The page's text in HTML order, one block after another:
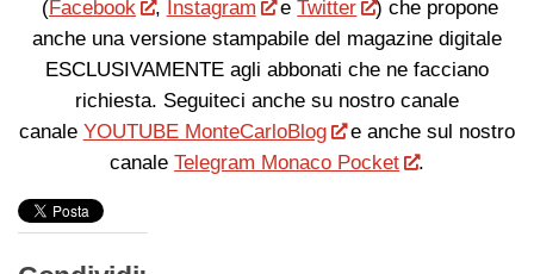
(Facebook , Instagram eTwitter
) che propone
anche una versione stampabile del magazine digitale
ESCLUSIVAMENTE agli abbonati che ne facciano
richiesta. Seguiteci anche su nostro canale
canale YOUTUBE MonteCarloBlog
e anche sul nostro
canaleTelegram Monaco Pocket .